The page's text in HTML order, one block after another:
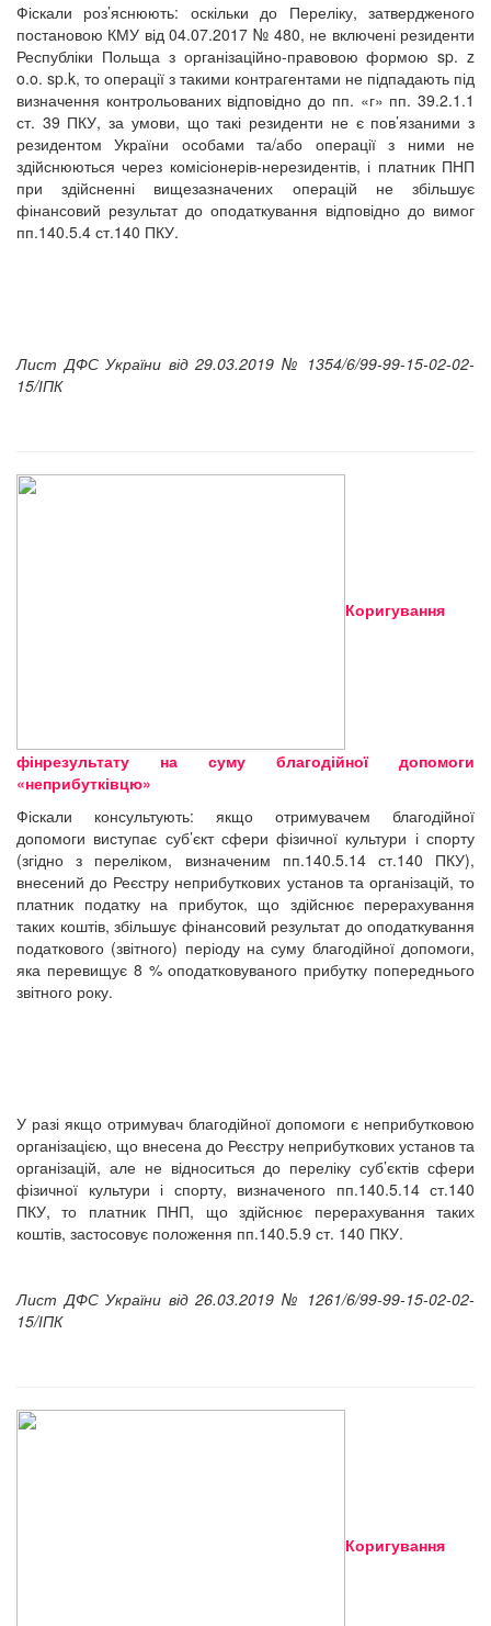
Фіскали роз’яснюють: оскільки до Переліку, затвердженого
постановою КМУ від 04.07.2017 № 480, не включені резиденти
Республіки Польща з організаційно-правовою формою sp. z
o.o. sp.k, то операції з такими контрагентами не підпадають під
визначення контрольованих відповідно до пп. «г» пп. 39.2.1.1
ст. 39 ПКУ, за умови, що такі резиденти не є пов’язаними з
резидентом України особами та/або операції з ними не
здійснюються через комісіонерів-нерезидентів, і платник ПНП
при здійсненні вищезазначених операцій не збільшує
фінансовий результат до оподаткування відповідно до вимог
пп.140.5.4 ст.140 ПКУ.
Лист ДФС України від 29.03.2019 № 1354/6/99-99-15-02-02-
15/ІПК
Коригування
фінрезультату на суму благодійної допомоги
«неприбутківцю»
Фіскали консультують: якщо отримувачем благодійної
допомоги виступає суб’єкт сфери фізичної культури і спорту
(згідно з переліком, визначеним пп.140.5.14 ст.140 ПКУ),
внесений до Реєстру неприбуткових установ та організацій, то
платник податку на прибуток, що здійснює перерахування
таких коштів, збільшує фінансовий результат до оподаткування
податкового (звітного) періоду на суму благодійної допомоги,
яка перевищує 8 % оподатковуваного прибутку попереднього
звітного року.
У разі якщо отримувач благодійної допомоги є неприбутковою
організацією, що внесена до Реєстру неприбуткових установ та
організацій, але не відноситься до переліку суб’єктів сфери
фізичної культури і спорту, визначеного пп.140.5.14 ст.140
ПКУ, то платник ПНП, що здійснює перерахування таких
коштів, застосовує положення пп.140.5.9 ст. 140 ПКУ.
Лист ДФС України від 26.03.2019 № 1261/6/99-99-15-02-02-
15/ІПК
Коригування